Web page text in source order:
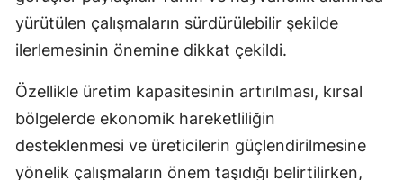
yürütülen çalışmaların sürdürülebilir şekilde
ilerlemesinin önemine dikkat çekildi.
Özellikle üretim kapasitesinin artırılması, kırsal
bölgelerde ekonomik hareketliliğin
desteklenmesi ve üreticilerin güçlendirilmesine
yönelik çalışmaların önem taşıdığı belirtilirken,